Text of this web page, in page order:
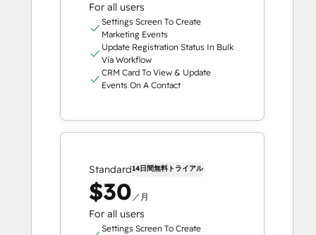
For all users
Settings Screen To Create
Marketing Events
Update Registration Status In Bulk
Via Workflow
CRM Card To View & Update
Events On A Contact
Standard14日間無料トライアル
$30 ／月
For all users
Settings Screen To Create